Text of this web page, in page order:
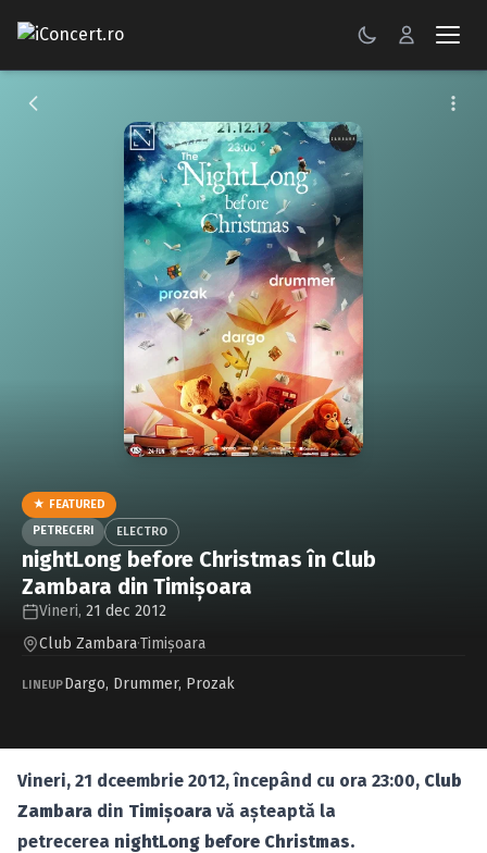
CONCERTE
Caută în site...
★ FEATURED
PETRECERI
ELECTRO
nightLong before Christmas în Club
Zambara din Timişoara
Vineri, 21 dec 2012
Club Zambara·Timişoara
LINEUPDargo, Drummer, Prozak
Vineri, 21 dceembrie 2012, începând cu ora 23:00, Club
Zambara din Timişoara vă aşteaptă la
petrecerea nightLong before Christmas.